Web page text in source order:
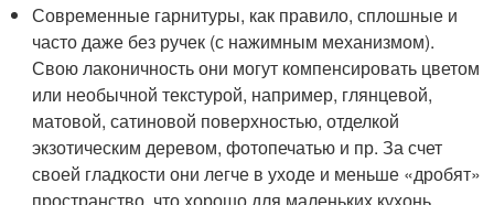
Современные гарнитуры, как правило, сплошные и
часто даже без ручек (с нажимным механизмом).
Свою лаконичность они могут компенсировать цветом
или необычной текстурой, например, глянцевой,
матовой, сатиновой поверхностью, отделкой
экзотическим деревом, фотопечатью и пр. За счет
своей гладкости они легче в уходе и меньше «дробят»